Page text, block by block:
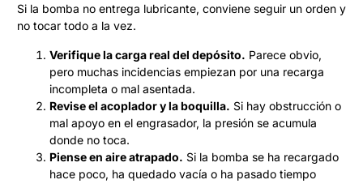
Si la bomba no entrega lubricante, conviene seguir un orden y
no tocar todo a la vez.
Verifique la carga real del depósito. Parece obvio,
pero muchas incidencias empiezan por una recarga
incompleta o mal asentada.
Revise el acoplador y la boquilla. Si hay obstrucción o
mal apoyo en el engrasador, la presión se acumula
donde no toca.
Piense en aire atrapado. Si la bomba se ha recargado
hace poco, ha quedado vacía o ha pasado tiempo